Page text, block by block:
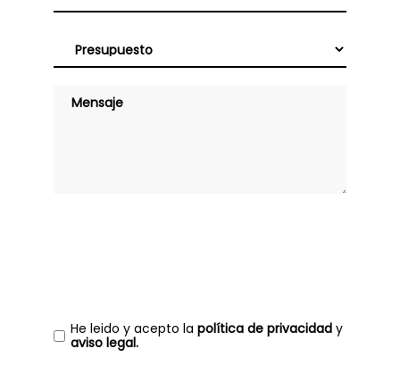
He leido y acepto la política de privacidad y
aviso legal.